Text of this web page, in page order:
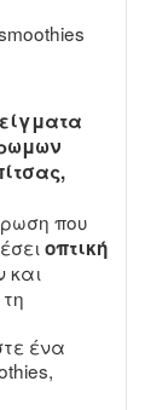
που
οπτική
και
ένα